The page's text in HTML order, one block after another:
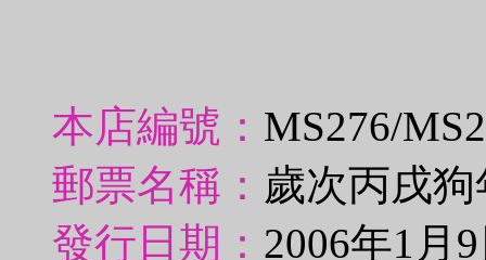
本店編號： MS276/
郵票名稱： 歲次丙戌
發行日期： 2006年1月